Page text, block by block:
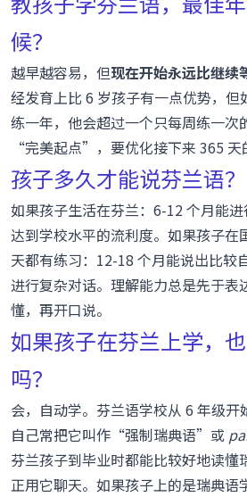
候？
越早越容易，但现在开始永远比继续
经发育上比 6 岁孩子有一点优势，但
练一年，他会超过一个只每周练一次
“完美起点”，要优化接下来 365 天
孩子多久才能说芬兰语？
如果孩子生活在芬兰：6-12 个月能
达到学校水平的流利度。如果孩子在
天都有练习：12-18 个月能说出比较
进行复杂对话。理解能力总是先于
懂，再开口说。
如果孩子在芬兰上学，
吗？
会，自动学。芬兰语学校从 6 年级开
自己常把它叫作“强制瑞典语”或
芬兰孩子到毕业时都能比较好地读懂
正用它聊天。如果孩子上的是瑞典